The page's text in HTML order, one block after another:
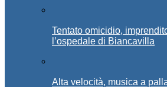
Tentato omicidio,
l’ospedale di Biancavilla
Alta velocità, musica a